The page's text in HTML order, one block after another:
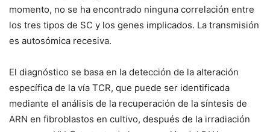
momento, no se ha encontrado ninguna correlación entre
los tres tipos de SC y los genes implicados. La transmisión
es autosómica recesiva.
El diagnóstico se basa en la detección de la alteración
específica de la vía TCR, que puede ser identificada
mediante el análisis de la recuperación de la síntesis de
ARN en fibroblastos en cultivo, después de la irradiación